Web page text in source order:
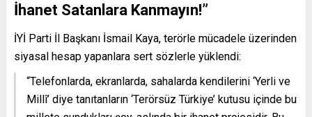
İhanet Satanlara Kanmayın!”
İYİ Parti İl Başkanı İsmail Kaya, terörle mücadele üzerinden
siyasal hesap yapanlara sert sözlerle yüklendi:
“Telefonlarda, ekranlarda, sahalarda kendilerini ‘Yerli ve
Millî’ diye tanıtanların ‘Terörsüz Türkiye’ kutusu içinde bu